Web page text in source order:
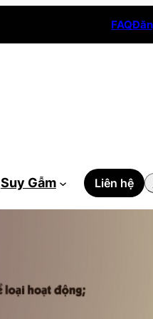
FAQ
Suy Gẫm Liên hệ